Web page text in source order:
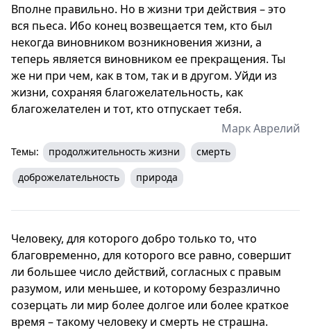
Вполне правильно. Но в жизни три действия – это
вся пьеса. Ибо конец возвещается тем, кто был
некогда виновником возникновения жизни, а
теперь является виновником ее прекращения. Ты
же ни при чем, как в том, так и в другом. Уйди из
жизни, сохраняя благожелательность, как
благожелателен и тот, кто отпускает тебя.
Марк Аврелий
Темы: продолжительность жизни
смерть
доброжелательность
природа
Человеку, для которого добро только то, что
благовременно, для которого все равно, совершит
ли большее число действий, согласных с правым
разумом, или меньшее, и которому безразлично
созерцать ли мир более долгое или более краткое
время – такому человеку и смерть не страшна.